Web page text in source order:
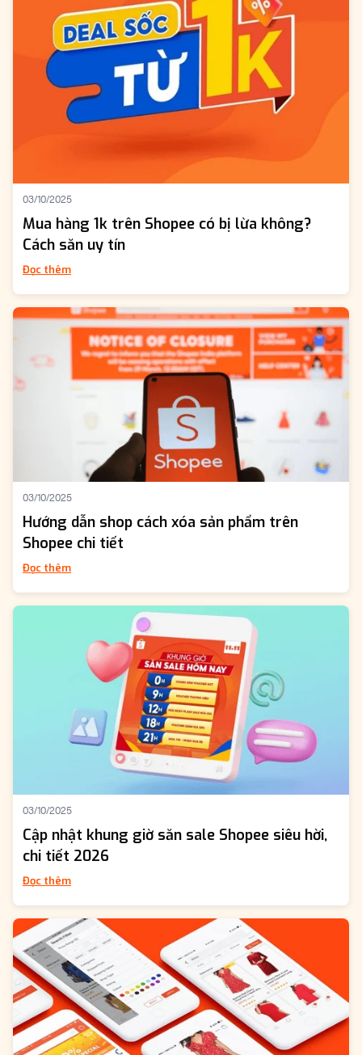
03/10/2025
Mua hàng 1k trên Shopee có bị lừa không?
Cách săn uy tín
Đọc thêm
03/10/2025
Hướng dẫn shop cách xóa sản phẩm trên
Shopee chi tiết
Đọc thêm
03/10/2025
Cập nhật khung giờ săn sale Shopee siêu hời,
chi tiết 2026
Đọc thêm